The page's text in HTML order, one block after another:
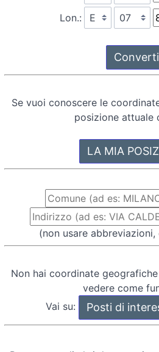
Lon.:
Se vuoi conoscere le
posizione attuale
(non usare abbreviazioni,
Non hai coordinate
vedere come
Vai su: